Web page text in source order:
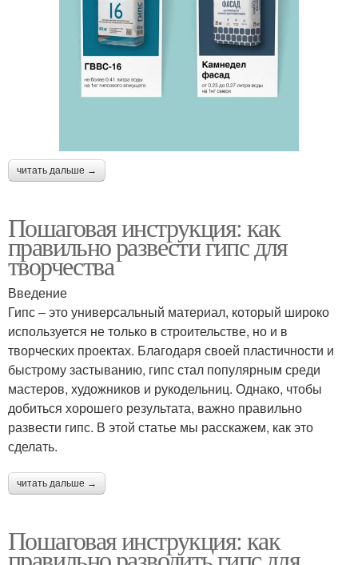
читать дальше →
Пошаговая инструкция: как
правильно развести гипс для
творчества
Введение
Гипс – это универсальный материал, который широко
используется не только в строительстве, но и в
творческих проектах. Благодаря своей пластичности и
быстрому застыванию, гипс стал популярным среди
мастеров, художников и рукодельниц. Однако, чтобы
добиться хорошего результата, важно правильно
развести гипс. В этой статье мы расскажем, как это
сделать.
читать дальше →
Пошаговая инструкция: как